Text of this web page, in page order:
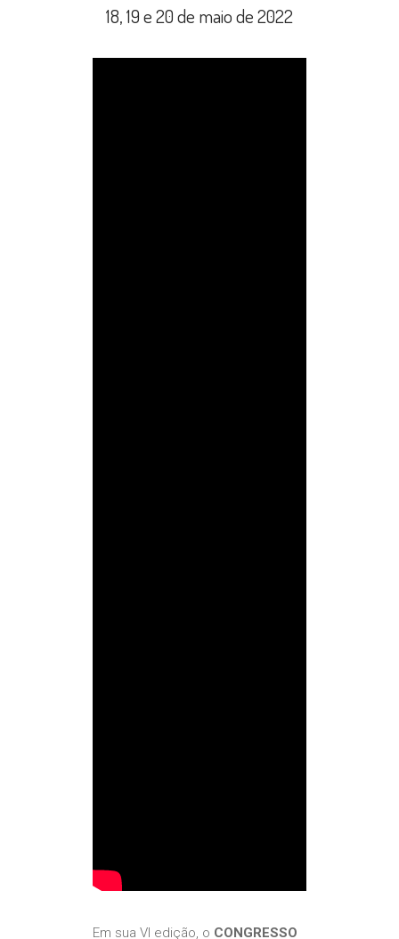
18, 19 e 20 de maio de 2022
Em sua VI edição, o CONGRESSO